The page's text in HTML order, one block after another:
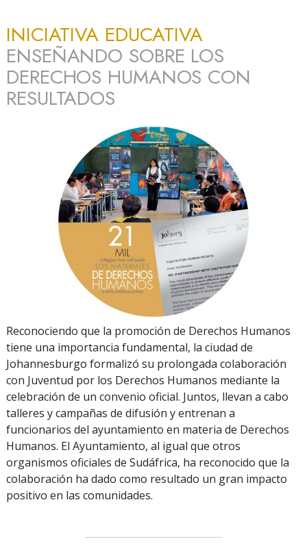
INICIATIVA EDUCATIVA
ENSEÑANDO SOBRE LOS
DERECHOS HUMANOS CON
RESULTADOS
Reconociendo que la promoción de Derechos Humanos
tiene una importancia fundamental, la ciudad de
Johannesburgo formalizó su prolongada colaboración
con Juventud por los Derechos Humanos mediante la
celebración de un convenio oficial. Juntos, llevan a cabo
talleres y campañas de difusión y entrenan a
funcionarios del ayuntamiento en materia de Derechos
Humanos. El Ayuntamiento, al igual que otros
organismos oficiales de Sudáfrica, ha reconocido que la
colaboración ha dado como resultado un gran impacto
positivo en las comunidades.